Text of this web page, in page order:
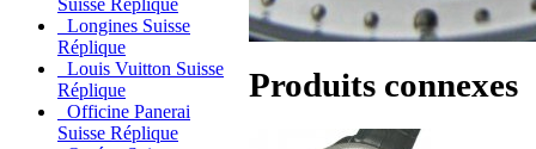
Suisse Réplique
Longines Suisse
Réplique
Louis Vuitton Suisse
Réplique
Officine Panerai
Suisse Réplique
Produits connexes